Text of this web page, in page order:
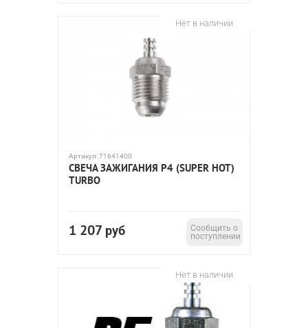
Нет в наличии
Артикул:71641400
СВЕЧА ЗАЖИГАНИЯ P4 (SUPER HOT)
TURBO
1 207 руб
Сообщить о
поступлении
Нет в наличии